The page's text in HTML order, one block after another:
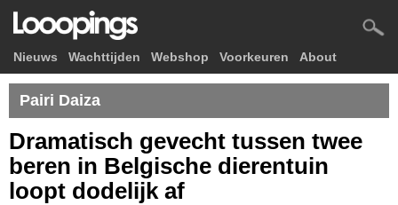
Nieuws Wachttijden Webshop Voorkeuren About
Pairi Daiza
Dramatisch gevecht tussen twee
beren in Belgische dierentuin
loopt dodelijk af